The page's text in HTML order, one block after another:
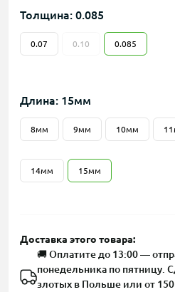
Толщина: 0.085
0.07 0.10 0.085
Длина: 15мм
8мм 9мм 10мм
14мм 15мм
Доставка этого товара:
🚚 Оплатите до 13:00 —
понедельника по пятницу.
злотых в Польше или от